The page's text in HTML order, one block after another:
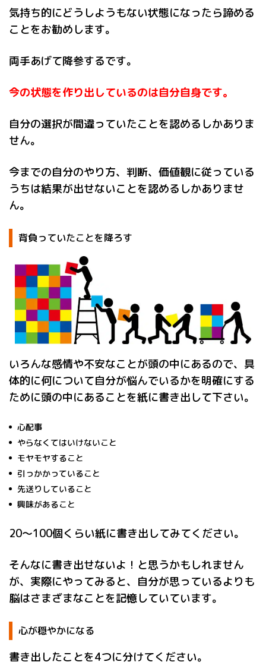
気持ち的にどうしようもない状態になったら諦める
ことをお勧めします。
両手あげて降参するです。
今の状態を作り出しているのは自分自身です。
自分の選択が間違っていたことを認めるしかありま
せん。
今までの自分のやり方、判断、価値観に従っている
うちは結果が出せないことを認めるしかありませ
ん。
背負っていたことを降ろす
いろんな感情や不安なことが頭の中にあるので、具
体的に何について自分が悩んでいるかを明確にする
ために頭の中にあることを紙に書き出して下さい。
心配事
やらなくてはいけないこと
モヤモヤすること
引っかかっていること
先送りしていること
興味があること
20〜100個くらい紙に書き出してみてください。
そんなに書き出せないよ！と思うかもしれません
が、実際にやってみると、自分が思っているよりも
脳はさまざまなことを記憶していています。
心が穏やかになる
書き出したことを4つに分けてください。